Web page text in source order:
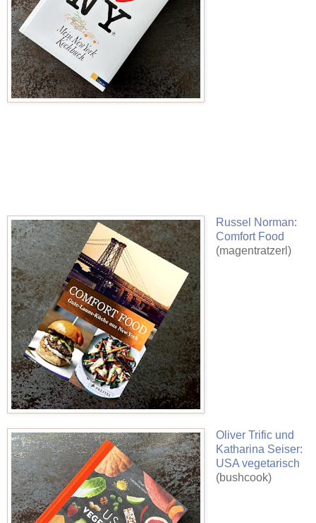
Russel Norman:
Comfort Food
(magentratzerl)
Oliver Trific und
Katharina Seiser:
USA vegetarisch
(bushcook)